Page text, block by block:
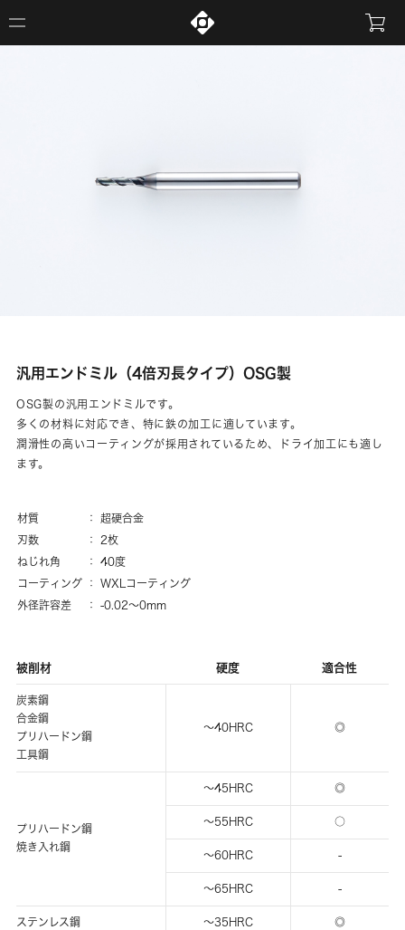
汎用エンドミル（4倍刃長タイプ）OSG製
OSG製の汎用エンドミルです。
多くの材料に対応でき、特に鉄の加工に適しています。
潤滑性の高いコーティングが採用されているため、ドライ加工にも適し
ます。
材質
超硬合金
刃数
2枚
ねじれ角
40度
コーティング
WXLコーティング
外径許容差
-0.02～0mm
被削材 硬度 適合性
炭素鋼
合金鋼
プリハードン鋼
工具鋼
～40HRC ◎
プリハードン鋼
焼き入れ鋼
～45HRC ◎
～55HRC ○
～60HRC -
～65HRC -
ステンレス鋼 ～35HRC ◎